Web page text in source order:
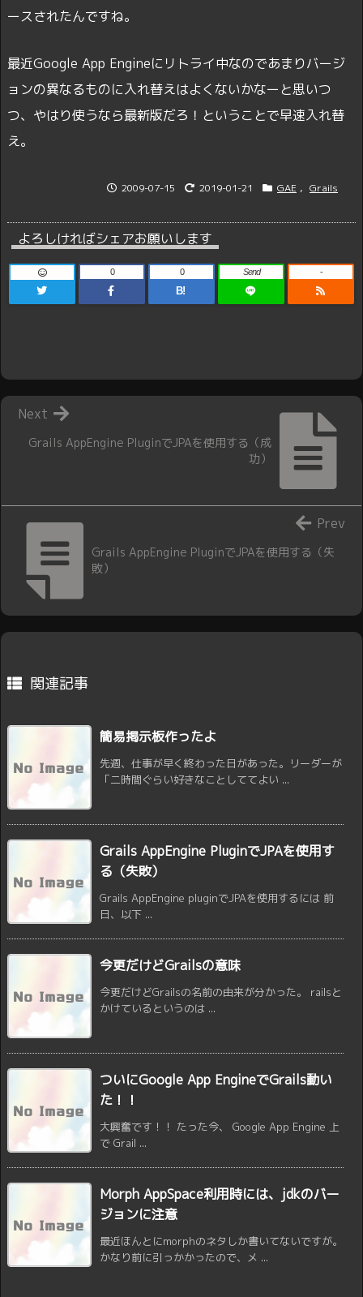
ースされたんですね。
最近Google App Engineにリトライ中なのであまりバージ
ョンの異なるものに入れ替えはよくないかなーと思いつ
つ、やはり使うなら最新版だろ！ということで早速入れ替
え。
2009-07-15 2019-01-21 GAE , Grails
よろしければシェアお願いします
0
B!
0 Send -
Grails AppEngine PluginでJPAを使用する（成
功）
Next
Grails AppEngine PluginでJPAを使用する（失
敗）
Prev
関連記事
簡易掲示板作ったよ
先週、仕事が早く終わった日があった。リーダーが
「二時間ぐらい好きなことしててよい ...
Grails AppEngine PluginでJPAを使用す
る（失敗）
Grails AppEngine pluginでJPAを使用するには 前
日、以下 ...
今更だけどGrailsの意味
今更だけどGrailsの名前の由来が分かった。 railsと
かけているというのは ...
ついにGoogle App EngineでGrails動い
た！！
大興奮です！！ たった今、 Google App Engine 上
で Grail ...
Morph AppSpace利用時には、jdkのバー
ジョンに注意
最近ほんとにmorphのネタしか書いてないですが。
かなり前に引っかかったので、メ ...